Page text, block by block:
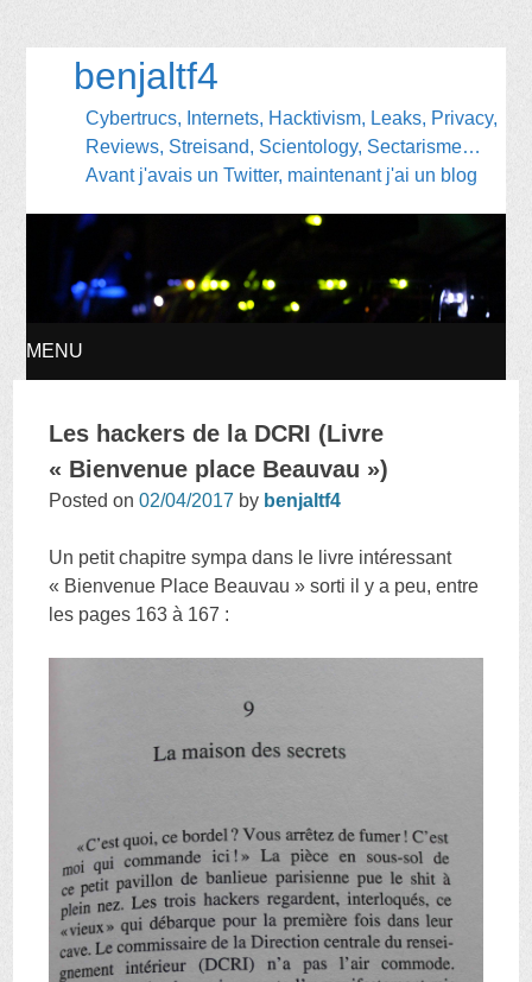
benjaltf4
Cybertrucs, Internets, Hacktivism, Leaks, Privacy,
Reviews, Streisand, Scientology, Sectarisme…
Avant j'avais un Twitter, maintenant j'ai un blog
MENU
TO
Les hackers de la DCRI (Livre
« Bienvenue place Beauvau »)
Posted on02/04/2017 by benjaltf4
Un petit chapitre sympa dans le livre intéressant
« Bienvenue Place Beauvau » sorti il y a peu, entre
les pages 163 à 167 :